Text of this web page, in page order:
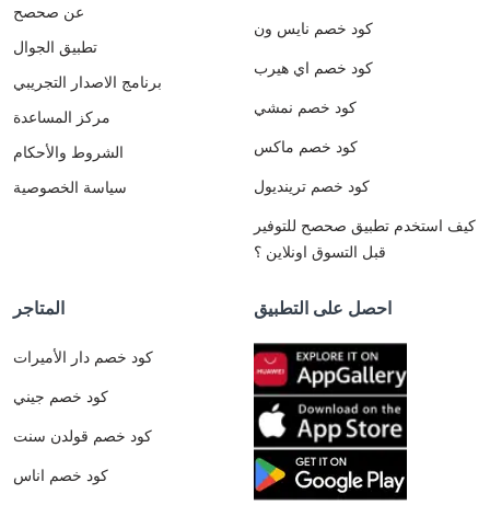
عن صحصح
تطبيق الجوال
برنامج الاصدار التجريبي
مركز المساعدة
الشروط والأحكام
سياسة الخصوصية
كود خصم نايس ون
كود خصم اي هيرب
كود خصم نمشي
كود خصم ماكس
كود خصم ترينديول
كيف استخدم تطبيق صحصح للتوفير
قبل التسوق اونلاين ؟
المتاجر
كود خصم دار الأميرات
كود خصم جيني
كود خصم قولدن سنت
كود خصم اناس
احصل على التطبيق